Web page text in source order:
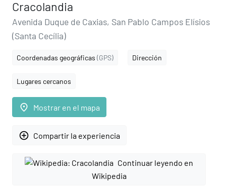
Cracolandia
Avenida Duque de Caxias, San Pablo Campos Elísios
(Santa Cecília)
Coordenadas geográficas (GPS) Dirección
Lugares cercanos
place Mostrar en el mapa
add_circle_outline Compartir la experiencia
Continuar leyendo en
Wikipedia